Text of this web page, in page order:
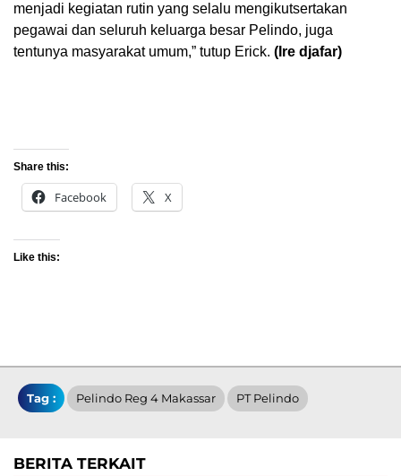
menjadi kegiatan rutin yang selalu mengikutsertakan
pegawai dan seluruh keluarga besar Pelindo, juga
tentunya masyarakat umum,” tutup Erick. (Ire djafar)
Share this:
Facebook X
Like this:
Tag : Pelindo Reg 4 Makassar PT Pelindo
BERITA TERKAIT